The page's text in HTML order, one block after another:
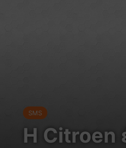
SMS
Η Citroen